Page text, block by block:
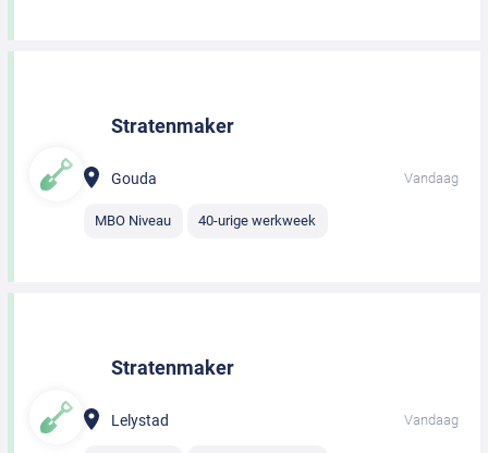
Stratenmaker
Gouda Vandaag
MBO Niveau 40-urige werkweek
Stratenmaker
Lelystad Vandaag